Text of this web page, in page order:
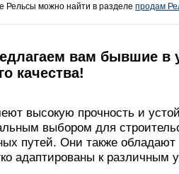
Рельсы можно найти в разделе продам
вам бывшие в
качества!
высокую прочность и
выбором для
путей. Они также
адаптированы к различным